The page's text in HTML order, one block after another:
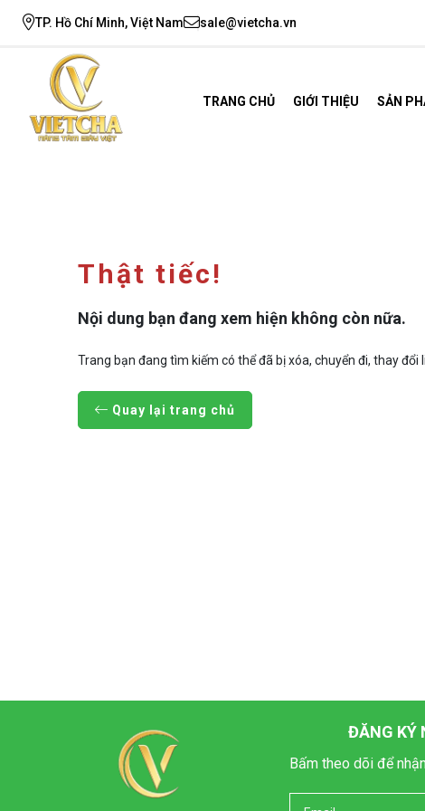
TP. Hồ Chí Minh, Việt Nam sale@vietcha.vn
TRANG CHỦ GIỚI THIỆU SẢN
Thật tiếc!
Nội dung bạn đang xem hiện không còn nữa.
Trang bạn đang tìm kiếm có thể đã bị xóa, chuyển đi, thay đổi
Quay lại trang chủ
ĐĂNG KÝ
Bấm theo dõi để